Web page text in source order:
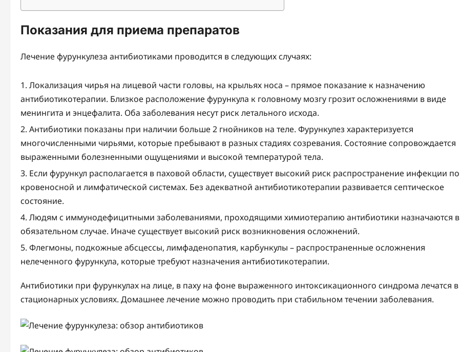
Показания для приема препаратов
Лечение фурункулеза антибиотиками проводится в следующих случаях:
Локализация чирья на лицевой части головы, на крыльях носа – прямое показание к назначению
антибиотикотерапии. Близкое расположение фурункула к головному мозгу грозит осложнениями в виде
менингита и энцефалита. Оба заболевания несут риск летального исхода.
Антибиотики показаны при наличии больше 2 гнойников на теле. Фурункулез характеризуется
многочисленными чирьями, которые пребывают в разных стадиях созревания. Состояние сопровождается
выраженными болезненными ощущениями и высокой температурой тела.
Если фурункул располагается в паховой области, существует высокий риск распространение инфекции по
кровеносной и лимфатической системах. Без адекватной антибиотикотерапии развивается септическое
состояние.
Людям с иммунодефицитными заболеваниями, проходящими химиотерапию антибиотики назначаются в
обязательном случае. Иначе существует высокий риск возникновения осложнений.
Флегмоны, подкожные абсцессы, лимфаденопатия, карбункулы – распространенные осложнения
нелеченного фурункула, которые требуют назначения антибиотикотерапии.
Антибиотики при фурункулах на лице, в паху на фоне выраженного интоксикационного синдрома лечатся в
стационарных условиях. Домашнее лечение можно проводить при стабильном течении заболевания.